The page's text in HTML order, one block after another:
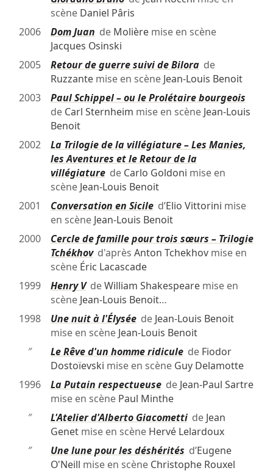
scène Daniel Pâris
2006
Dom Juan de Molièremise en scène
Jacques Osinski
2005
Retour de guerre suivi de Bilorade
Ruzzantemise en scène Jean-Louis Benoit
2003
Paul Schippel – ou le Prolétaire bourgeois
de Carl Sternheim mise en scène Jean-Louis
Benoit
2002
La Trilogie de la villégiature – Les Manies,
les Aventures et le Retour de la
villégiaturede Carlo Goldoni mise en
scène Jean-Louis Benoit
2001
Conversation en Siciled’Elio Vittorini mise
en scène Jean-Louis Benoit
2000
Cercle de famille pour trois sœurs – Trilogie
Tchékhovd'après Anton Tchekhovmise en
scène Éric Lacascade
1999
Henry VdeWilliam Shakespearemise en
scène Jean-Louis Benoit…
1998
Une nuit à l'Élyséede Jean-Louis Benoit
mise en scène Jean-Louis Benoit
″
Le Rêve d'un homme ridiculede Fiodor
Dostoïevski mise en scène Guy Delamotte
1996
La Putain respectueusede Jean-Paul Sartre
mise en scène Paul Minthe
″
L'Atelier d'Alberto Giacomettide Jean
Genetmise en scène Hervé Lelardoux
″
Une lune pour les déshérités d’Eugene
O'Neill mise en scène Christophe Rouxel